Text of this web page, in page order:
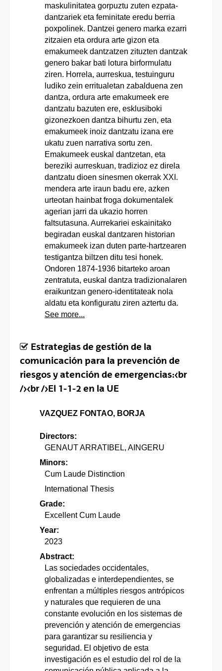
maskulinitatea gorpuztu zuten ezpata-
dantzariek eta feminitate eredu berria
poxpolinek. Dantzei genero marka ezarri
zitzaien eta ordura arte gizon eta
emakumeek dantzatzen zituzten dantzak
genero bakar bati lotura birformulatu
ziren. Horrela, aurreskua, testuinguru
ludiko zein erritualetan zabalduena zen
dantza, ordura arte emakumeek ere
dantzatu bazuten ere, esklusiboki
gizonezkoen dantza bihurtu zen, eta
emakumeek inoiz dantzatu izana ere
ukatu zuen narrativa sortu zen.
Emakumeek euskal dantzetan, eta
bereziki aurreskuan, tradizioz ez direla
dantzatu dioen sinesmen okerrak XXI.
mendera arte iraun badu ere, azken
urteotan hainbat froga dokumentalek
agerian jarri da ukazio horren
faltsutasuna. Aurrekariei eskainitako
begiradan euskal dantzaren historian
emakumeek izan duten parte-hartzearen
testigantza biltzen ditu tesi honek.
Ondoren 1874-1936 bitarteko aroan
zentratuta, euskal dantza tradizionalaren
eraikuntzan genero-identitateak nola
aldatu eta konfiguratu ziren aztertu da.
See more...
Estrategias de gestión de la
comunicación para la prevención de
riesgos y atención de emergencias:<br
/><br />El 1-1-2 en la UE
VAZQUEZ FONTAO, BORJA
Directors:
GENAUT ARRATIBEL, AINGERU
Minors:
Cum Laude Distinction
International Thesis
Grade:
Excellent Cum Laude
Year:
2023
Abstract:
Las sociedades occidentales,
globalizadas e interdependientes, se
enfrentan a múltiples riesgos antrópicos
y naturales que requieren de una
constante evolución en los sistemas de
prevención y atención de emergencias
para garantizar su resiliencia y
seguridad. El objetivo de esta
investigación es el estudio del rol de la